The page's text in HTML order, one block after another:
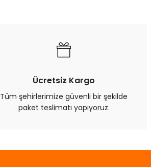
Ücretsiz Kargo
Tüm şehirlerimize güvenli bir şekilde
paket teslimatı yapıyoruz.